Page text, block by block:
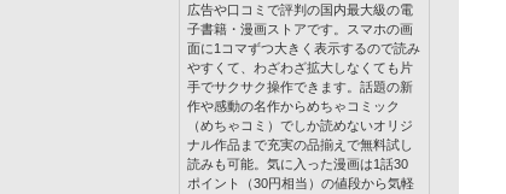
広告や口コミで評判の国内最大級の電
子書籍・漫画ストアです。スマホの画
面に1コマずつ大きく表示するので読み
やすくて、わざわざ拡大しなくても片
手でサクサク操作できます。話題の新
作や感動の名作からめちゃコミック
（めちゃコミ）でしか読めないオリジ
ナル作品まで充実の品揃えで無料試し
読みも可能。気に入った漫画は1話30
ポイント（30円相当）の値段から気軽